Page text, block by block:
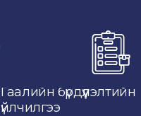
Гаалийн бүрдүүлэлтийн
үйлчилгээ